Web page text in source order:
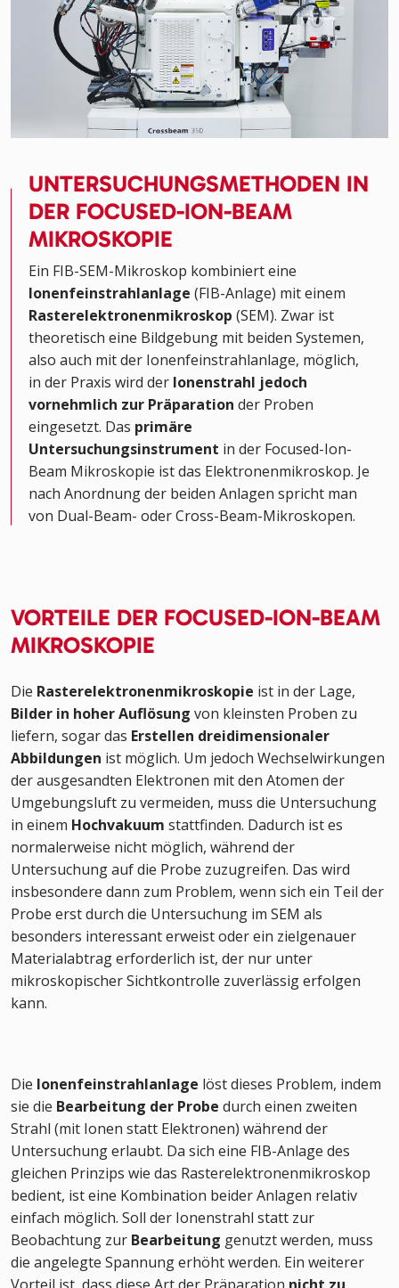
UNTERSUCHUNGSMETHODEN IN
DER FOCUSED-ION-BEAM
MIKROSKOPIE
Ein FIB-SEM-Mikroskop kombiniert eine
Ionenfeinstrahlanlage (FIB-Anlage) mit einem
Rasterelektronenmikroskop (SEM). Zwar ist
theoretisch eine Bildgebung mit beiden Systemen,
also auch mit der Ionenfeinstrahlanlage, möglich,
in der Praxis wird der Ionenstrahl jedoch
vornehmlich zur Präparation der Proben
eingesetzt. Das primäre
Untersuchungsinstrument in der Focused-Ion-
Beam Mikroskopie ist das Elektronenmikroskop. Je
nach Anordnung der beiden Anlagen spricht man
von Dual-Beam- oder Cross-Beam-Mikroskopen.
VORTEILE DER FOCUSED-ION-BEAM
MIKROSKOPIE
Die Rasterelektronenmikroskopie ist in der Lage,
Bilder in hoher Auflösung von kleinsten Proben zu
liefern, sogar das Erstellen dreidimensionaler
Abbildungen ist möglich. Um jedoch Wechselwirkungen
der ausgesandten Elektronen mit den Atomen der
Umgebungsluft zu vermeiden, muss die Untersuchung
in einem Hochvakuum stattfinden. Dadurch ist es
normalerweise nicht möglich, während der
Untersuchung auf die Probe zuzugreifen. Das wird
insbesondere dann zum Problem, wenn sich ein Teil der
Probe erst durch die Untersuchung im SEM als
besonders interessant erweist oder ein zielgenauer
Materialabtrag erforderlich ist, der nur unter
mikroskopischer Sichtkontrolle zuverlässig erfolgen
kann.
Die Ionenfeinstrahlanlage löst dieses Problem, indem
sie die Bearbeitung der Probe durch einen zweiten
Strahl (mit Ionen statt Elektronen) während der
Untersuchung erlaubt. Da sich eine FIB-Anlage des
gleichen Prinzips wie das Rasterelektronenmikroskop
bedient, ist eine Kombination beider Anlagen relativ
einfach möglich. Soll der Ionenstrahl statt zur
Beobachtung zur Bearbeitung genutzt werden, muss
die angelegte Spannung erhöht werden. Ein weiterer